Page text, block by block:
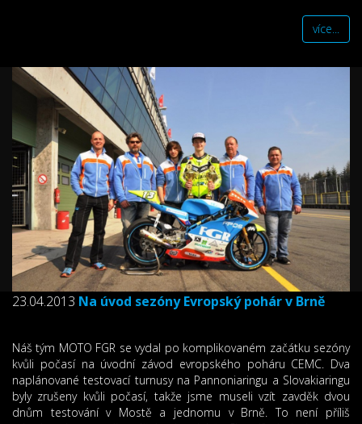
více...
23.04.2013 Na úvod sezóny Evropský pohár v Brně
Náš tým MOTO FGR se vydal po komplikovaném začátku sezóny
kvůli počasí na úvodní závod evropského poháru CEMC. Dva
naplánované testovací turnusy na Pannoniaringu a Slovakiaringu
byly zrušeny kvůli počasí, takže jsme museli vzít zavděk dvou
dnům testování v Mostě a jednomu v Brně. To není příliš